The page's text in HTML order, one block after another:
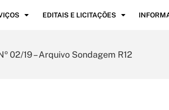
EDITAIS E LICITAÇÕES
02/19 – Arquivo Sondagem R12